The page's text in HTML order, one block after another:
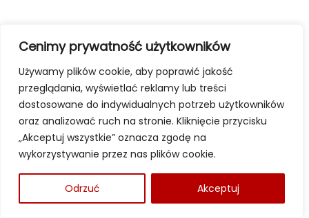
Cenimy prywatność użytkowników
Używamy plików cookie, aby poprawić jakość
przeglądania, wyświetlać reklamy lub treści
dostosowane do indywidualnych potrzeb użytkowników
oraz analizować ruch na stronie. Kliknięcie przycisku
„Akceptuj wszystkie” oznacza zgodę na
wykorzystywanie przez nas plików cookie.
Odrzuć Akceptuj